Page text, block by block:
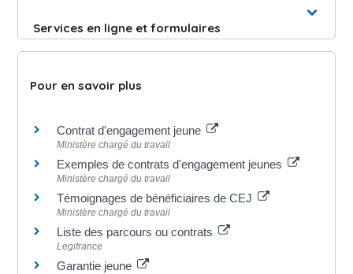
Services en ligne et formulaires
Pour en savoir plus
Contrat d'engagement jeune
Ministère chargé du travail
Exemples de contrats d'engagement jeunes
Ministère chargé du travail
Témoignages de bénéficiaires de CEJ
Ministère chargé du travail
Liste des parcours ou contrats
Legifrance
Garantie jeune